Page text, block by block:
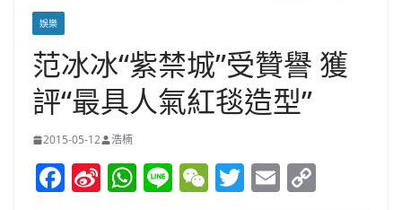
娛樂
范冰冰“紫禁城”受贊譽 獲
評“最具人氣紅毯造型”
2015-05-12 浩楠
F Si W Li W T E